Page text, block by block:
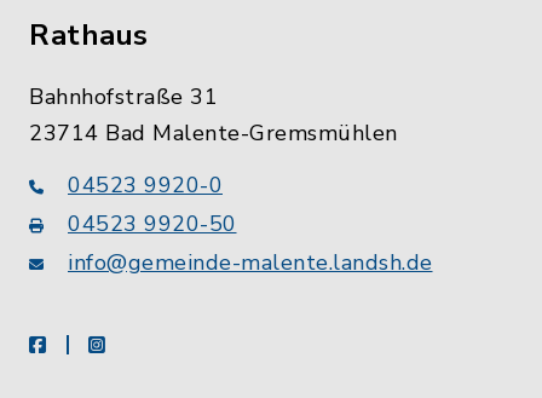
Rathaus
Bahnhofstraße 31
23714 Bad Malente-Gremsmühlen
04523 9920-0
04523 9920-50
info@gemeinde-malente.landsh.de
facebookinstagram